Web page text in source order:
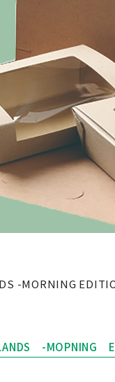
-MORNING
-MOPNING